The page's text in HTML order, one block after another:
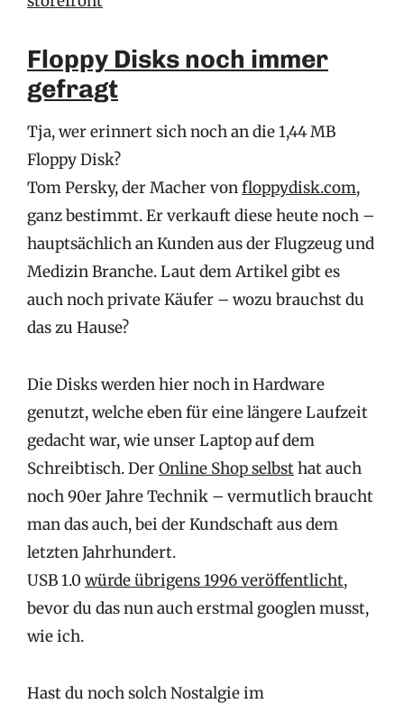
Floppy Disks noch immer
gefragt
Tja, wer erinnert sich noch an die 1,44 MB
Floppy Disk?
Tom Persky, der Macher vonfloppydisk.com,
ganz bestimmt. Er verkauft diese heute noch –
hauptsächlich an Kunden aus der Flugzeug und
Medizin Branche. Laut dem Artikel gibt es
auch noch private Käufer – wozu brauchst du
das zu Hause?
Die Disks werden hier noch in Hardware
genutzt, welche eben für eine längere Laufzeit
gedacht war, wie unser Laptop auf dem
Schreibtisch. DerOnline Shop selbsthat auch
noch 90er Jahre Technik – vermutlich braucht
man das auch, bei der Kundschaft aus dem
letzten Jahrhundert.
USB 1.0 würde übrigens 1996 veröffentlicht,
bevor du das nun auch erstmal googlen musst,
wie ich.
Hast du noch solch Nostalgie im